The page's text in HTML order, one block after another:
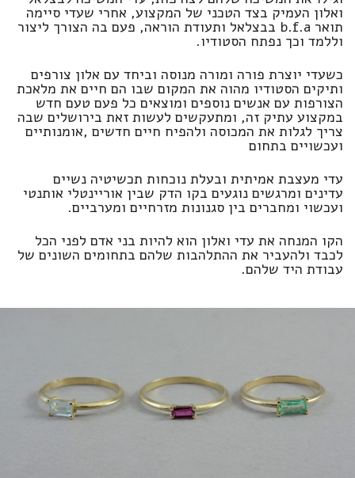
ואלון העמיק בצד הטכני של המקצוע, אחרי שעדי סיימה
תואר b.f.a בבצלאל ותעודת הוראה, פעם בה הצורך ליצור
וללמד וכך נפתח הסטודיו.
כשעדי יוצרת פורה ומורה מנוסה וביחד עם אלון צורפים
ותיקים הסטודיו מהוה את המקום שבו הם חיים את מלאכת
הצורפות עם אנשים נוספים ומוצאים כל פעם טעם חדש
במקצוע עתיק זה, ומתעקשים לעשות זאת בירושלים שבה
צריך לגלות את המכוסה ולהפיח חיים חדשים ,אומנותיים
ועכשויים בתחום
עדי מעצבת אמיתית ובעלת נוכחות תכשיטיה נשיים
עדינים ומרגשים נוגעים בקו הדק שבין אוריינטלי אותנטי
ועכשוי ומחברים בין סגנונות מזרחיים ומערביים.
הקו המנחה את עדי ואלון הוא להיות בני אדם לפני הכל
לכבד ולהעביר את ההתלהבות שלהם בתחומים השונים של
עבודת היד שלהם.